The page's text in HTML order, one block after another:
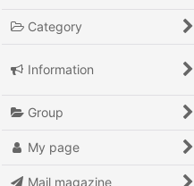
Category
Information
Group
My page
Mail magazine